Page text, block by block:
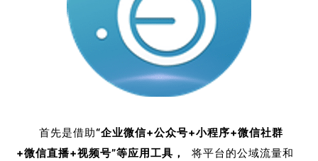
首先是借助“企业微信+公众号+小程序+微信社群
+微信直播+视频号”等应用工具，
将平台的公域流量和